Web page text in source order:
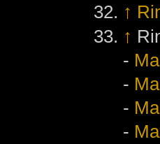
↑
↑
-
-
-
-